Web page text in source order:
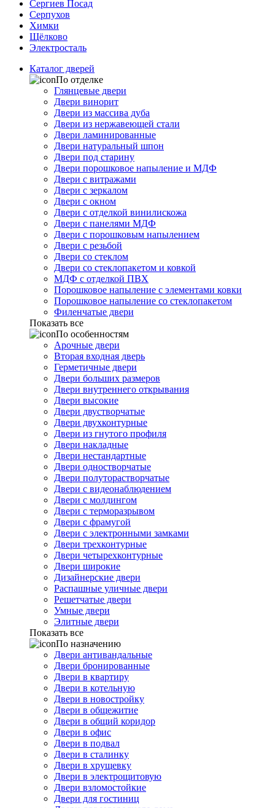
Сергиев Посад
Серпухов
Химки
Щёлково
Электросталь
Каталог дверей
По отделке
Глянцевые двери
Двери винорит
Двери из массива дуба
Двери из нержавеющей стали
Двери ламинированные
Двери натуральный шпон
Двери под старину
Двери порошковое напыление и МДФ
Двери с витражами
Двери с зеркалом
Двери с окном
Двери с отделкой винилискожа
Двери с панелями МДФ
Двери с порошковым напылением
Двери с резьбой
Двери со стеклом
Двери со стеклопакетом и ковкой
МДФ с отделкой ПВХ
Порошковое напыление с элементами ковки
Порошковое напыление со стеклопакетом
Филенчатые двери
Показать все
По особенностям
Арочные двери
Вторая входная дверь
Герметичные двери
Двери больших размеров
Двери внутреннего открывания
Двери высокие
Двери двустворчатые
Двери двухконтурные
Двери из гнутого профиля
Двери накладные
Двери нестандартные
Двери одностворчатые
Двери полуторастворчатые
Двери с видеонаблюдением
Двери с молдингом
Двери с терморазрывом
Двери с фрамугой
Двери с электронными замками
Двери трехконтурные
Двери четырехконтурные
Двери широкие
Дизайнерские двери
Распашные уличные двери
Решетчатые двери
Умные двери
Элитные двери
Показать все
По назначению
Двери антивандальные
Двери бронированные
Двери в квартиру
Двери в котельную
Двери в новостройку
Двери в общежитие
Двери в общий коридор
Двери в офис
Двери в подвал
Двери в сталинку
Двери в хрущевку
Двери в электрощитовую
Двери взломостойкие
Двери для гостиниц